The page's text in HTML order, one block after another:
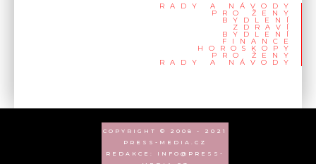
RADY A NÁVODY
PRO ŽENY
BYDLENÍ
ZDRAVÍ
BYDLENÍ
FINANCE
HOROSKOPY
PRO ŽENY
RADY A NÁVODY
COPYRIGHT © 2008 - 2021
PRESS-MEDIA.CZ
REDAKCE: INFO@PRESS-